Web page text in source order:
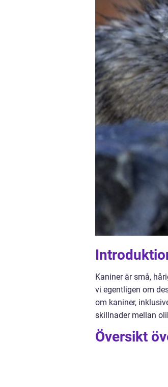
Kaniner är små,
vi egentligen om
om kaniner,
skillnader mellan
Översikt